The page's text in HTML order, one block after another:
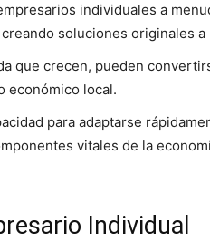
individuales a
soluciones originales
que crecen, pueden
económico local.
para adaptarse
vitales de la
Individual